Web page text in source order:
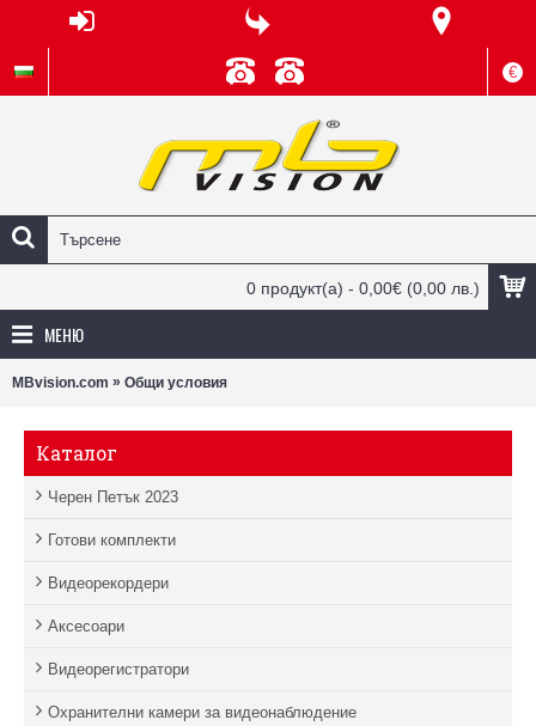
€
0 продукт(а) - 0,00€ (0,00 лв.)
МЕНЮ
MBvision.com » Общи условия
Каталог
Черен Петък 2023
Готови комплекти
Видеорекордери
Аксесоари
Видеорегистратори
Охранителни камери за видеонаблюдение